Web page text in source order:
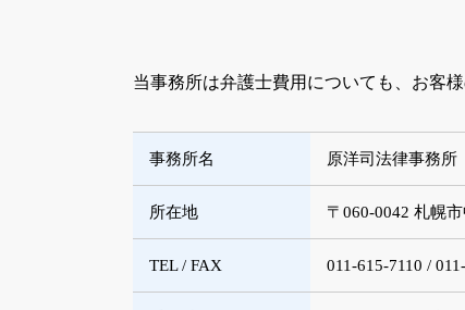
当事務所は弁護士費用についても、お客
事務所名 原洋司法律事務所
所在地 〒060-0042 札幌
TEL / FAX 011-615-7110 /